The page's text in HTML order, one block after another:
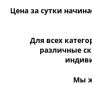
Цена за сутки
Для всех
различные
Мы